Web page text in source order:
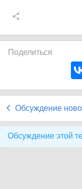
Поделиться
Обсуждение
Обсуждение этой